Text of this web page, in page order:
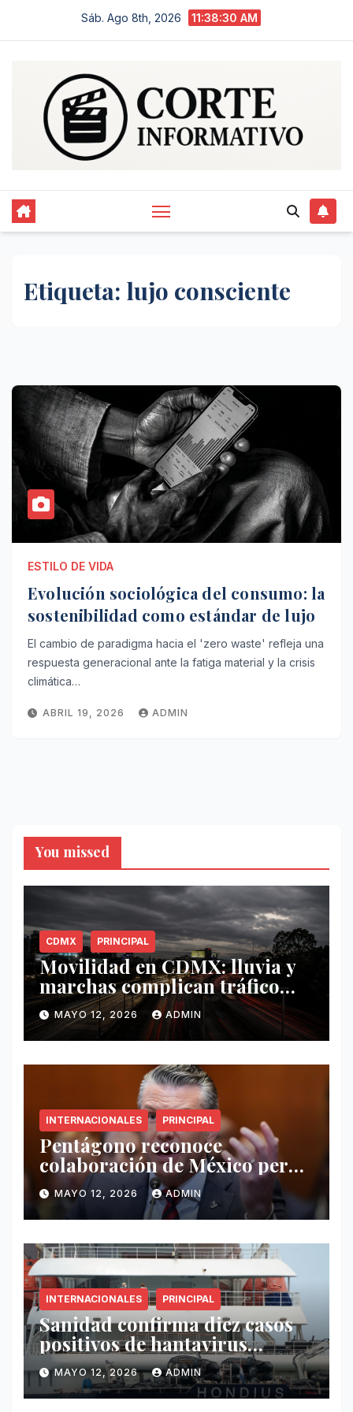
Sáb. Ago 8th, 2026 11:38:31 AM
Etiqueta: lujo consciente
ESTILO DE VIDA
Evolución sociológica del consumo: la
sostenibilidad como estándar de lujo
El cambio de paradigma hacia el 'zero waste' refleja una
respuesta generacional ante la fatiga material y la crisis
climática…
ABRIL 19, 2026 ADMIN
You missed
CDMX PRINCIPAL
Movilidad en CDMX: lluvia y
marchas complican tráfico
este 12 de mayo
MAYO 12, 2026 ADMIN
INTERNACIONALES PRINCIPAL
Pentágono reconoce
colaboración de México pero
exige mayor operatividad
antidrogas
MAYO 12, 2026 ADMIN
INTERNACIONALES PRINCIPAL
Sanidad confirma diez casos
positivos de hantavirus
vinculados al crucero MV
Hondius
MAYO 12, 2026 ADMIN